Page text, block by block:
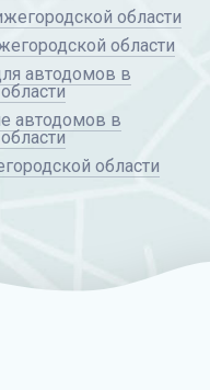
области
области
автодомов в
автодомов в
области